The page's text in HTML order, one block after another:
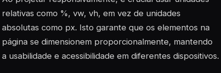
relativas como %, vw, vh, em vez de unidades
absolutas como px. Isto garante que os elementos na
página se dimensionem proporcionalmente, mantendo
a usabilidade e acessibilidade em diferentes dispositivos.